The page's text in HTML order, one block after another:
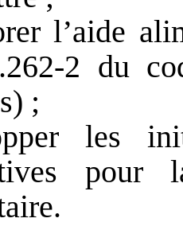
l’aide
2 du
;
les